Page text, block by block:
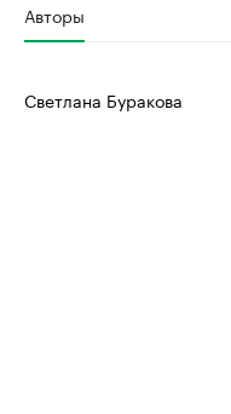
Авторы
Светлана Буракова